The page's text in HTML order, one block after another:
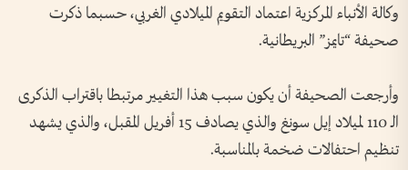
وكالة الأنباء المركزية اعتماد التقويم الميلادي الغربي، حسبما ذكرت
صحيفة “تايمز” البريطانية.
وأرجعت الصحيفة أن يكون سبب هذا التغيير مرتبطا باقتراب الذكرى
الـ 110 لميلاد إيل سونغ والذي يصادف 15 أفريل المقبل، والذي يشهد
تنظيم احتفالات ضخمة بالمناسبة.